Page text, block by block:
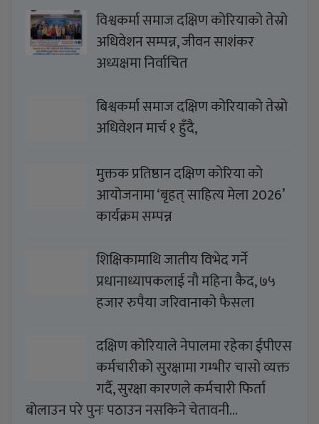
विश्वकर्मा समाज दक्षिण कोरियाको तेस्रो
अधिवेशन सम्पन्न, जीवन साशंकर
अध्यक्षमा निर्वाचित
बिश्वकर्मा समाज दक्षिण कोरियाको तेस्रो
अधिवेशन मार्च १ हुँदै,
मुक्तक प्रतिष्ठान दक्षिण कोरिया को
आयोजनामा ‘बृहत् साहित्य मेला 2026’
कार्यक्रम सम्पन्न
शिक्षिकामाथि जातीय विभेद गर्ने
प्रधानाध्यापकलाई नौ महिना कैद, ७५
हजार रुपैया जरिवानाको फैसला
दक्षिण कोरियाले नेपालमा रहेका ईपीएस
कर्मचारीको सुरक्षामा गम्भीर चासो व्यक्त
गर्दै, सुरक्षा कारणले कर्मचारी फिर्ता
बोलाउन परे पुनः पठाउन नसकिने चेतावनी…